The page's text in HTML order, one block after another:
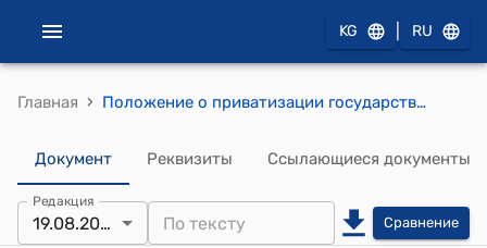
KG RU
Главная › Положение о приватизации государственной собственности методом аренды с последующим выкупом (Утверждено постановлением Правительства Кыргызской Республики от 13 августа 2005 года № 370)
Документ Реквизиты Ссылающиеся документы
Редакция
19.08.2025 Сравнение